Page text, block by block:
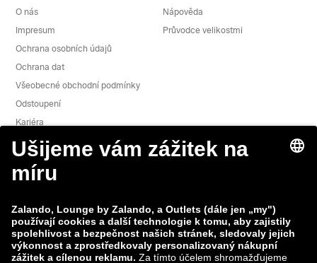
O nás
Impresum
Ochrana osobních údajů
Ochrana dat
Všeobecné obchodní podmínky
Odstoupení
Kariéra
Hlášení zranitelnosti
Bezpečnost produktu
Nápověda
Průvodce velikostmi
Zalando
ABOUT YOU